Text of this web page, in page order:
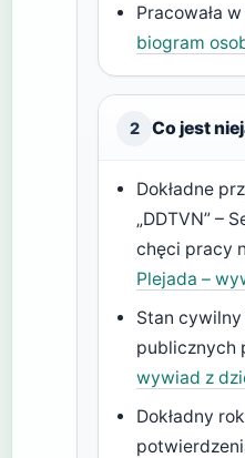
Pracowała
biogram
2 Co jest
Dokładne
„DDTVN” –
chęci pracy
Plejada –
Stan
publicznych
wywiad z
Dokładny